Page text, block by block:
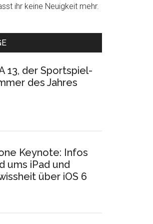
ihr keine Neuigkeit mehr.
13, der Sportspiel-
des Jahres
Keynote: Infos
ums iPad und
über iOS 6